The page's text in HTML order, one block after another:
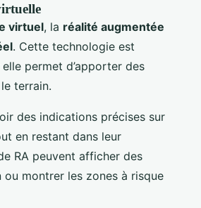
virtuel, la réalité augmentée
. Cette technologie est
permet d’apporter des
terrain.
des indications précises sur
en restant dans leur
RA peuvent afficher des
montrer les zones à risque